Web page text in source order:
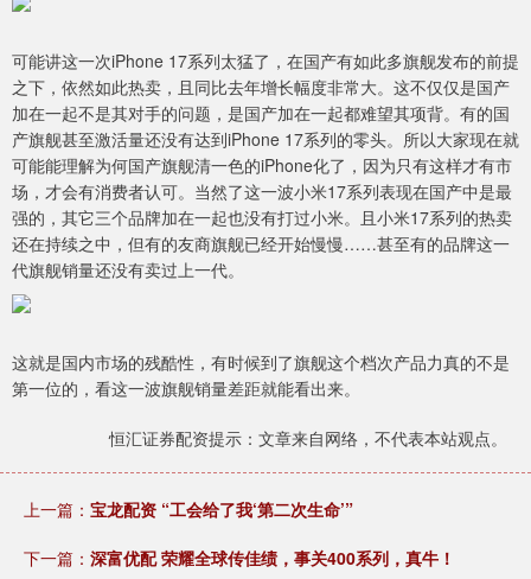
可能讲这一次iPhone 17系列太猛了，在国产有如此多旗舰发布的前提
之下，依然如此热卖，且同比去年增长幅度非常大。这不仅仅是国产
加在一起不是其对手的问题，是国产加在一起都难望其项背。有的国
产旗舰甚至激活量还没有达到iPhone 17系列的零头。所以大家现在就
可能能理解为何国产旗舰清一色的iPhone化了，因为只有这样才有市
场，才会有消费者认可。当然了这一波小米17系列表现在国产中是最
强的，其它三个品牌加在一起也没有打过小米。且小米17系列的热卖
还在持续之中，但有的友商旗舰已经开始慢慢……甚至有的品牌这一
代旗舰销量还没有卖过上一代。
这就是国内市场的残酷性，有时候到了旗舰这个档次产品力真的不是
第一位的，看这一波旗舰销量差距就能看出来。
恒汇证券配资提示：文章来自网络，不代表本站观点。
上一篇： 宝龙配资 “工会给了我‘第二次生命’”
下一篇： 深富优配 荣耀全球传佳绩，事关400系列，真牛！